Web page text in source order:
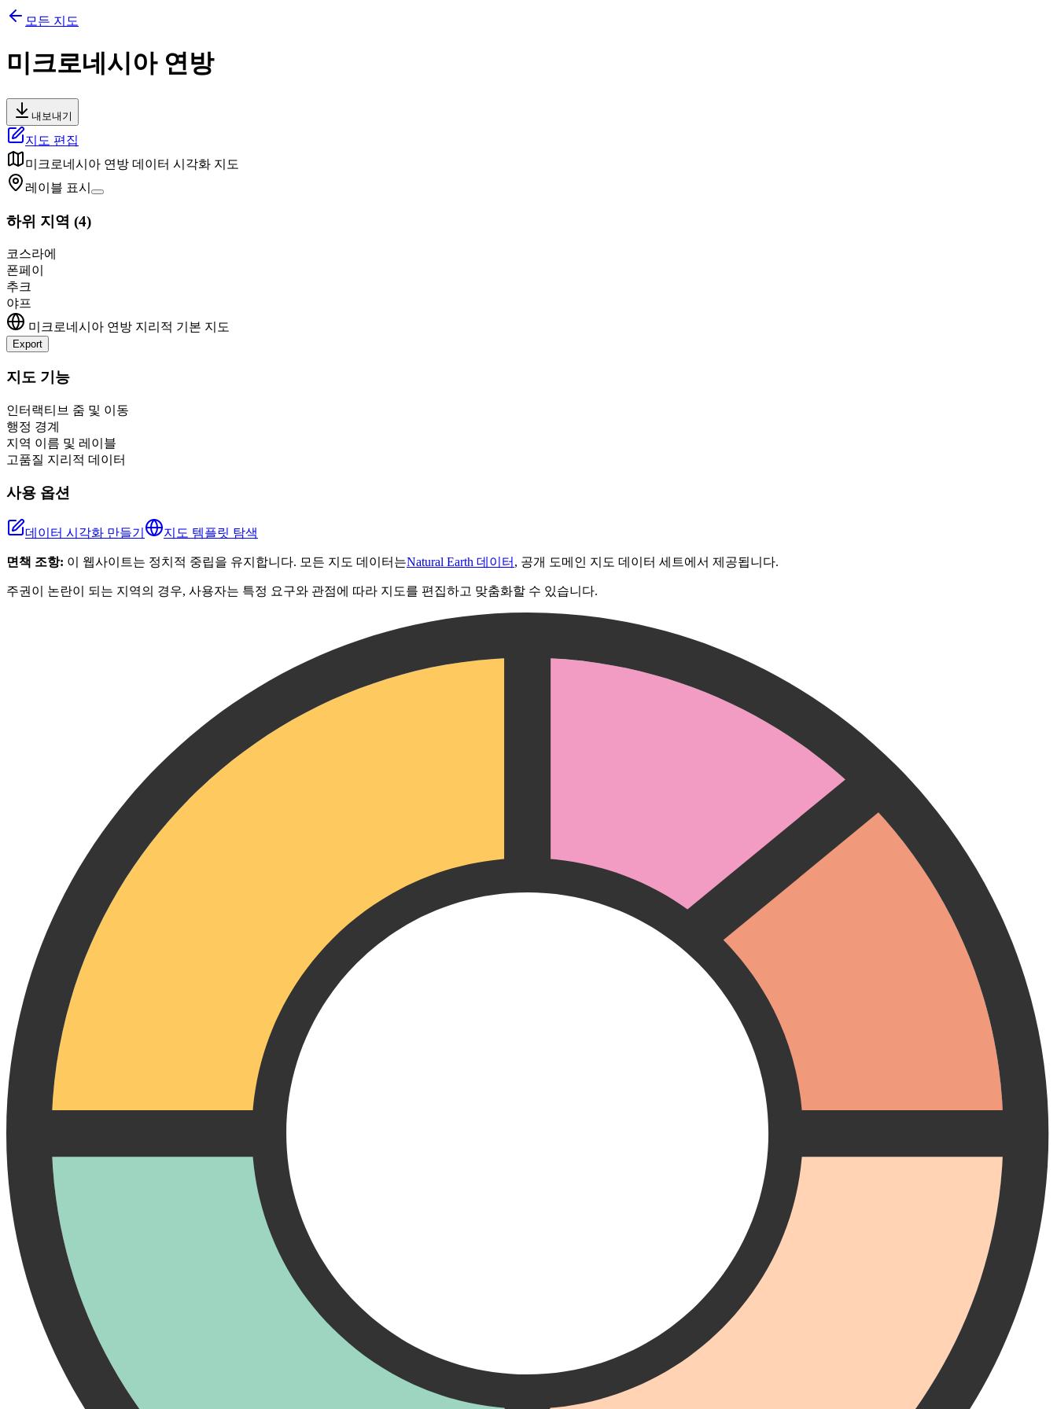
모든 지도
미크로네시아 연방
내보내기
지도 편집
미크로네시아 연방 데이터 시각화 지도
레이블 표시
하위 지역 (4)
코스라에
폰페이
추크
야프
미크로네시아 연방 지리적 기본 지도
Export
+
지도 기능
인터랙티브 줌 및 이동
행정 경계
지역 이름 및 레이블
고품질 지리적 데이터
사용 옵션
데이터 시각화 만들기 지도 템플릿 탐색
면책 조항: 이 웹사이트는 정치적 중립을 유지합니다. 모든 지도 데이터는Natural Earth 데이터 , 공개 도메인 지도 데이터 세트에서 제공됩니다.
주권이 논란이 되는 지역의 경우, 사용자는 특정 요구와 관점에 따라 지도를 편집하고 맞춤화할 수 있습니다.